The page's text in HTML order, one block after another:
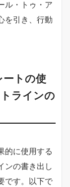
ル・トゥ・ア
を引き、行動
ートの使
ラインの
的に使用する
ンの書き出し
です。以下で